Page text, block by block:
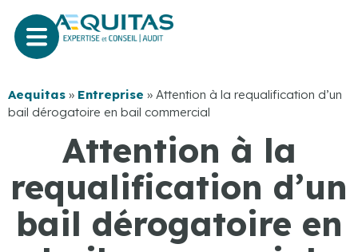
Aequitas » Entreprise » Attention à la requalification d’un
bail dérogatoire en bail commercial
Attention à la
requalification d’un
bail dérogatoire en